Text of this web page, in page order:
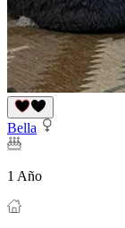
Bella
1 Año